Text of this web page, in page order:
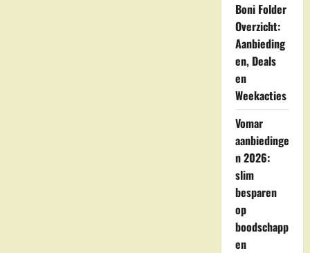
Boni Folder
Overzicht:
Aanbieding
en, Deals
en
Weekacties
Vomar
aanbiedinge
n 2026:
slim
besparen
op
boodschapp
en